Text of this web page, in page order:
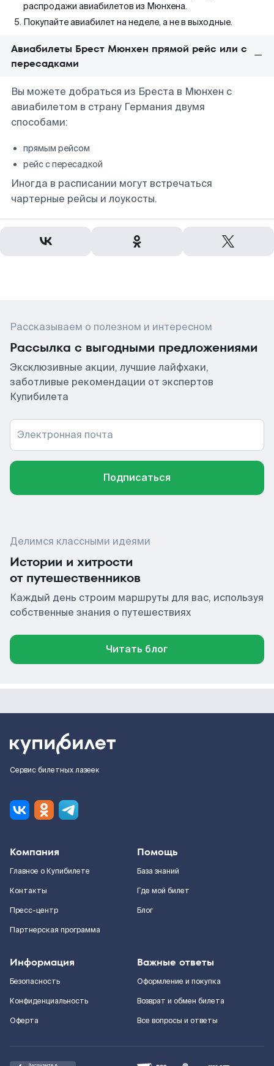
распродажи авиабилетов из Мюнхена.
Покупайте авиабилет на неделе, а не в выходные.
Авиабилеты Брест Мюнхен прямой рейс или с
пересадками
Вы можете добраться из Бреста в Мюнхен с
авиабилетом в страну Германия двумя
способами:
прямым рейсом
рейс с пересадкой
Иногда в расписании могут встречаться
чартерные рейсы и лоукосты.
Рассказываем о полезном и интересном
Рассылка с выгодными предложениями
Эксклюзивные акции, лучшие лайфхаки,
заботливые рекомендации от экспертов
Купибилета
Электронная почта
Подписаться
Делимся классными идеями
Истории и хитрости
от путешественников
Каждый день строим маршруты для вас, используя
собственные знания о путешествиях
Читать блог
Сервис билетных лазеек
Компания
Главное о Купибилете
Контакты
Пресс-центр
Партнерская программа
Помощь
База знаний
Где мой билет
Блог
Информация
Безопасность
Конфиденциальность
Оферта
Важные ответы
Оформление и покупка
Возврат и обмен билета
Все вопросы и ответы